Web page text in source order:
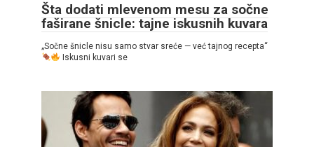
Šta dodati mlevenom mesu za sočne
faširane šnicle: tajne iskusnih kuvara
„Sočne šnicle nisu samo stvar sreće — već tajnog recepta“
Iskusni kuvari se